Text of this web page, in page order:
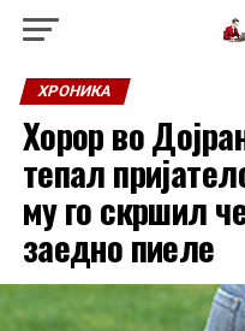
ХРОНИКА
Хорор во
тепал
му го скршил
заедно пиеле